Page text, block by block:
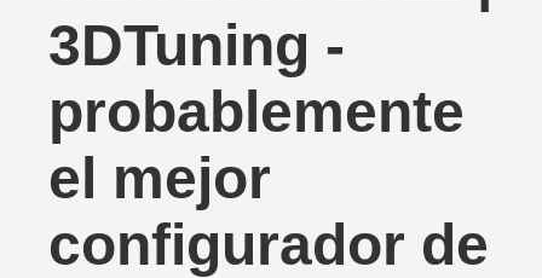
3DTuning -
probablemente
el mejor
configurador de